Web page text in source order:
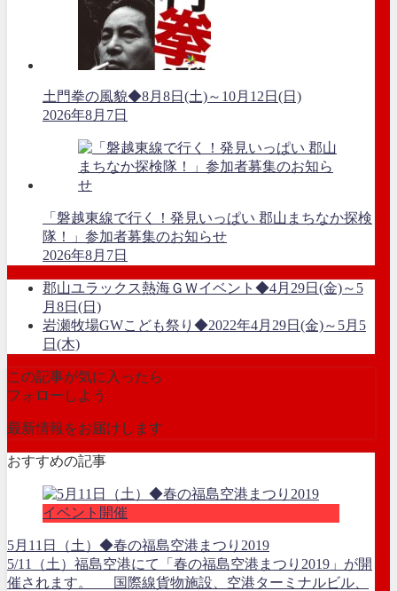
土門拳の風貌◆8月8日(土)～10月12日(日)
2026年8月7日
「磐越東線で行く！発見いっぱい 郡山まちなか探検
隊！」参加者募集のお知らせ
2026年8月7日
郡山ユラックス熱海ＧＷイベント◆4月29日(金)～5
月8日(日)
岩瀬牧場GWこども祭り◆2022年4月29日(金)～5月5
日(木)
この記事が気に入ったら
フォローしよう
最新情報をお届けします
おすすめの記事
イベント開催
5月11日（土）◆春の福島空港まつり2019
5/11（土）福島空港にて「春の福島空港まつり2019」が開
催されます。 国際線貨物施設、空港ターミナルビル、